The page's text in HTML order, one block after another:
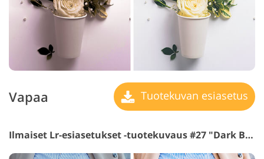
Vapaa Tuotekuvan esiasetus
Ilmaiset Lr-esiasetukset -tuotekuvaus #27 "Dark Blue"